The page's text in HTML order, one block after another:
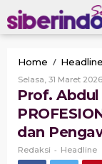
to
content
Home / Headline
Selasa, 31 Maret
Prof.
dan
Redaksi - Headline